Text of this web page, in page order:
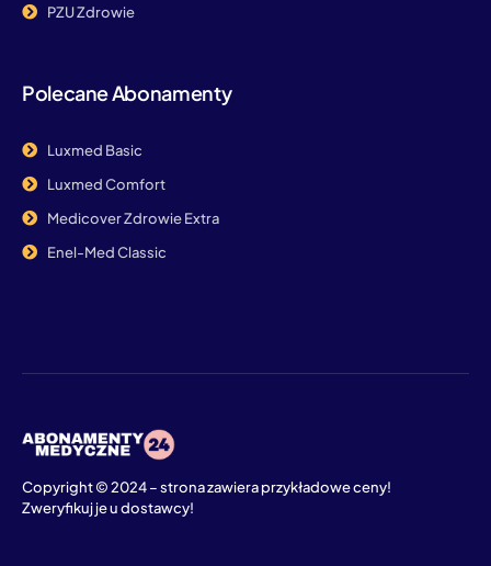
PZU Zdrowie
Polecane Abonamenty
Luxmed Basic
Luxmed Comfort
Medicover Zdrowie Extra
Enel-Med Classic
Copyright © 2024 – strona zawiera przykładowe ceny!
Zweryfikuj je u dostawcy!